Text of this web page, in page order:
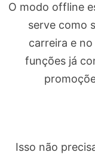
O modo offline
serve como
carreira e
funções já
Isso não